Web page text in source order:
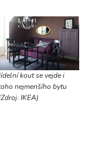
kout se vejde i
nejmenšího bytu
IKEA)